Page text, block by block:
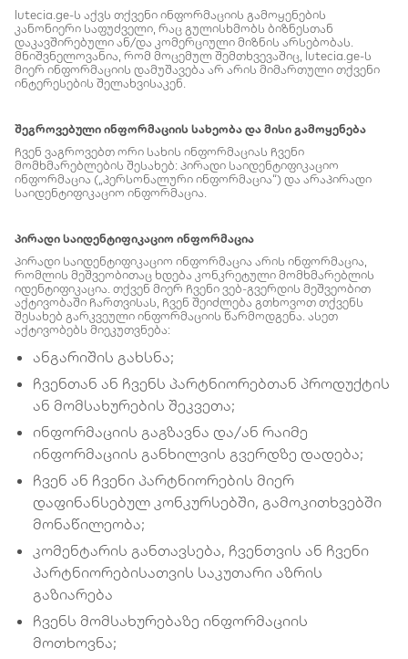
lutecia.ge-ს აქვს თქვენი ინფორმაციის გამოყენების
კანონიერი საფუძველი, რაც გულისხმობს ბიზნესთან
დაკავშირებული ან/და კომერციული მიზნის არსებობას.
მნიშვნელოვანია, რომ მოცემულ შემთხვევაშიც, lutecia.ge-ს
მიერ ინფორმაციის დამუშავება არ არის მიმართული თქვენი
ინტერესების შელახვისაკენ.
შეგროვებული ინფორმაციის სახეობა და მისი გამოყენება
ჩვენ ვაგროვებთ ორი სახის ინფორმაციას ჩვენი
მომხმარებლების შესახებ: პირადი საიდენტიფიკაციო
ინფორმაცია („პერსონალური ინფორმაცია“) და არაპირადი
საიდენტიფიკაციო ინფორმაცია.
პირადი საიდენტიფიკაციო ინფორმაცია
პირადი საიდენტიფიკაციო ინფორმაცია არის ინფორმაცია,
რომლის მეშვეობითაც ხდება კონკრეტული მომხმარებლის
იდენტიფიკაცია. თქვენ მიერ ჩვენი ვებ-გვერდის მეშვეობით
აქტივობაში ჩართვისას, ჩვენ შეიძლება გთხოვოთ თქვენს
შესახებ გარკვეული ინფორმაციის წარმოდგენა. ასეთ
აქტივობებს მიეკუთვნება:
ანგარიშის გახსნა;
ჩვენთან ან ჩვენს პარტნიორებთან პროდუქტის
ან მომსახურების შეკვეთა;
ინფორმაციის გაგზავნა და/ან რაიმე
ინფორმაციის განხილვის გვერდზე დადება;
ჩვენ ან ჩვენი პარტნიორების მიერ
დაფინანსებულ კონკურსებში, გამოკითხვებში
მონაწილეობა;
კომენტარის განთავსება, ჩვენთვის ან ჩვენი
პარტნიორებისათვის საკუთარი აზრის
გაზიარება
ჩვენს მომსახურებაზე ინფორმაციის
მოთხოვნა;